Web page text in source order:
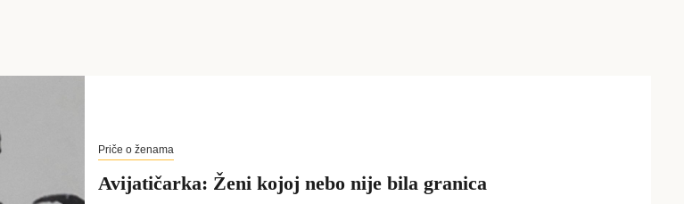
Priče o ženama
Avijatičarka: Ženi kojoj nebo nije bila granica